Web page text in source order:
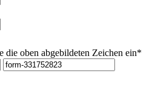
die oben abgebildeten Zeichen ein*